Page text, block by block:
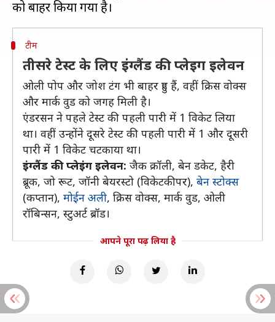
टीम
तीसरे टेस्ट के लिए इंग्लैंड की प्लेइग इलेवन
ओली पोप और जोश टंग भी बाहर हुए हैं, वहीं क्रिस वोक्स
और मार्क वुड को जगह मिली है।
एंडरसन ने पहले टेस्ट की पहली पारी में 1 विकेट लिया
था। वहीं उन्होंने दूसरे टेस्ट की पहली पारी में 1 और दूसरी
पारी में 1 विकेट चटकाया था।
इंग्लैंड की प्लेइंग इलेवन: जैक क्रॉली, बेन डकेट, हैरी
ब्रूक, जो रूट, जॉनी बेयरस्टो (विकेटकीपर), बेन स्टोक्स
(कप्तान), मोईन अली, क्रिस वोक्स, मार्क वुड, ओली
रॉबिन्सन, स्टुअर्ट ब्रॉड।
आपने पूरा पढ़ लिया है